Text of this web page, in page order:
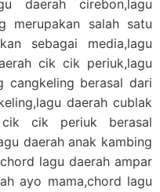
daerah cirebon,lagu
merupakan salah satu
sebagai media,lagu
cik cik periuk,lagu
cangkeling berasal dari
daerah cublak
cik cik periuk berasal
daerah anak kambing
lagu daerah ampar
ayo mama,chord lagu